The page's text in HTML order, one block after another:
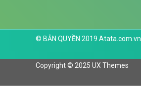
© BẢN QUYỀN 2019 Atata.com.vn
Copyright © 2025 UX Themes